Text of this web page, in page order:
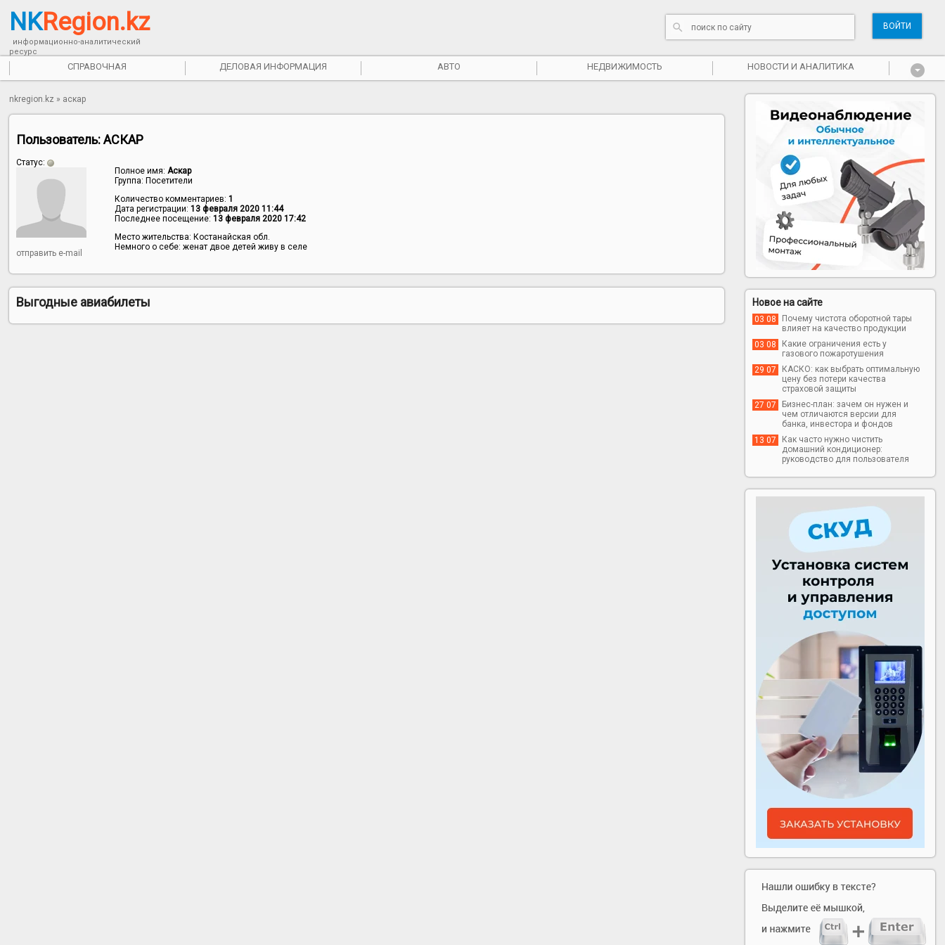
NKRegion.kz
информационно-аналитический
ресурс
ВОЙТИ
СПРАВОЧНАЯ ДЕЛОВАЯ ИНФОРМАЦИЯ АВТО НЕДВИЖИМОСТЬ НОВОСТИ И АНАЛИТИКА
nkregion.kz » аскар
Пользователь:АСКАР
Статус:
отправить e-mail
Полное имя: Аскар
Группа: Посетители
Количество комментариев: 1
Дата регистрации: 13 февраля 2020 11:44
Последнее посещение: 13 февраля 2020 17:42
Место жительства: Костанайская обл.
Немного о себе: женат двое детей живу в селе
Выгодные авиабилеты Новое на сайте
03 08
Почему чистота оборотной тары
влияет на качество продукции
03 08
Какие ограничения есть у
газового пожаротушения
29 07
КАСКО: как выбрать оптимальную
цену без потери качества
страховой защиты
27 07
Бизнес-план: зачем он нужен и
чем отличаются версии для
банка, инвестора и фондов
13 07
Как часто нужно чистить
домашний кондиционер:
руководство для пользователя